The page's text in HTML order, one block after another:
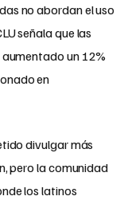
no abordan el uso
señala que las
un 12%
en
divulgar más
pero la comunidad
los latinos